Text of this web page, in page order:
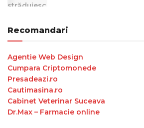
Recomandari
Agentie Web Design
Cumpara Criptomonede
Presadeazi.ro
Cautimasina.ro
Cabinet Veterinar Suceava
Dr.Max – Farmacie online